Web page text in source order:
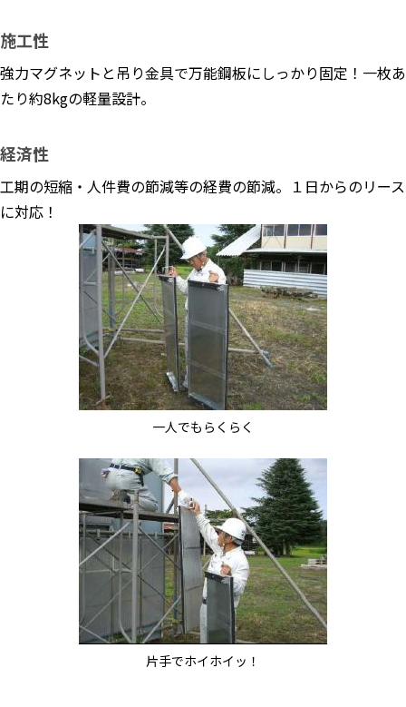
施工性
強力マグネットと吊り金具で万能鋼板にしっかり固定！一枚あ
たり約8kgの軽量設計。
経済性
工期の短縮・人件費の節減等の経費の節減。１日からのリース
に対応！
一人でもらくらく
片手でホイホイッ！